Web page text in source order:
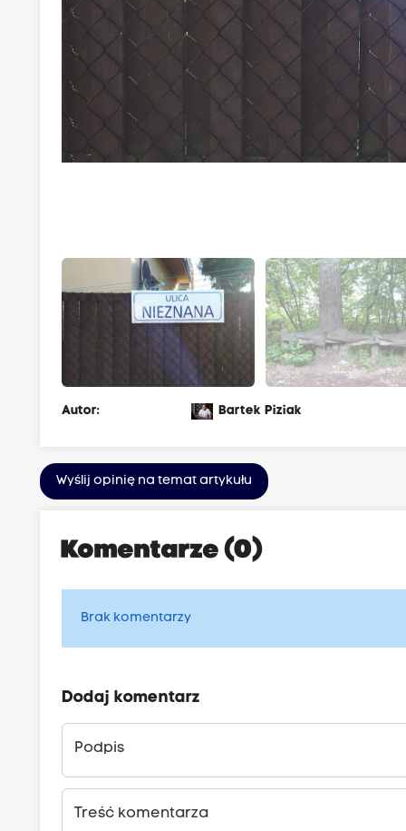
Autor: Bartek Piziak
Wyślij opinię na temat artykułu
Komentarze (0)
Brak komentarzy
Dodaj komentarz
Podpis
Treść komentarza